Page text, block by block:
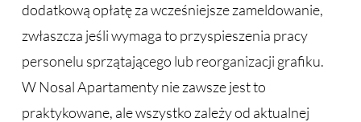
dodatkową opłatę za wcześniejsze zameldowanie,
zwłaszcza jeśli wymaga to przyspieszenia pracy
personelu sprzątającego lub reorganizacji grafiku.
W Nosal Apartamenty nie zawsze jest to
praktykowane, ale wszystko zależy od aktualnej